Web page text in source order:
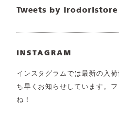
Tweets by irodoristore
INSTAGRAM
インスタグラムでは最新の入
ち早くお知らせしています。
ね！